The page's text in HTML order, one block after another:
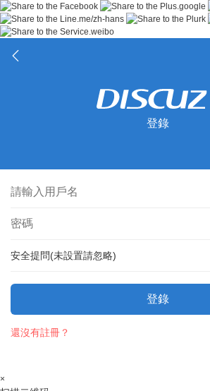
登錄
安全提問(未設置請忽略)
登錄
還沒有註冊？
×